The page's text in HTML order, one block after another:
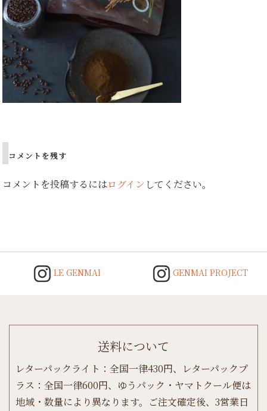
コメントを残す
コメントを投稿するにはログイン してください。
LE GENMAI GENMAI PROJECT
送料について
レターパックライト：全国一律430円、レターパックプ
ラス：全国一律600円、ゆうパック・ヤマトクール便は
地域・数量により異なります。ご注文確定後、3営業日